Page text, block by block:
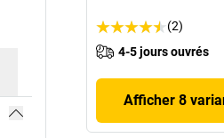
(2)
4-5 jours ouvrés
Afficher 8